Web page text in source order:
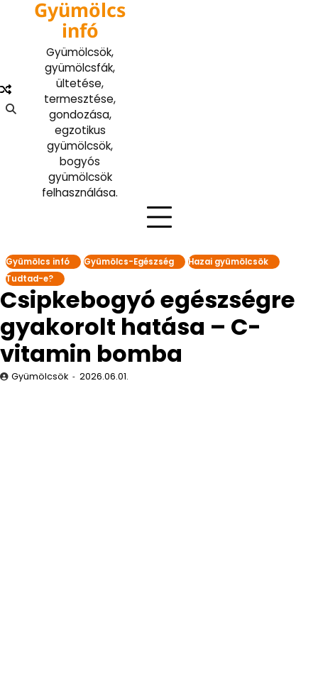
Gyümölcs
infó
Gyümölcsök,
gyümölcsfák,
ültetése,
termesztése,
gondozása,
egzotikus
gyümölcsök,
bogyós
gyümölcsök
felhasználása.
Gyümölcs infó Gyümölcs-Egészség
Hazai gyümölcsök
Tudtad-e?
Csipkebogyó egészségre
gyakorolt hatása – C-
vitamin bomba
Gyümölcsök 2026.06.01.